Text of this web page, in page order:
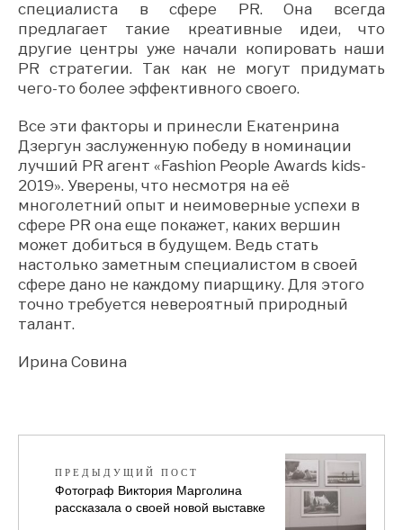
специалиста в сфере PR. Она всегда
предлагает такие креативные идеи, что
другие центры уже начали копировать наши
PR стратегии. Так как не могут придумать
чего-то более эффективного своего.
Все эти факторы и принесли Екатенрина
Дзергун заслуженную победу в номинации
лучший PR агент «Fashion People Awards kids-
2019». Уверены, что несмотря на её
многолетний опыт и неимоверные успехи в
сфере PR она еще покажет, каких вершин
может добиться в будущем. Ведь стать
настолько заметным специалистом в своей
сфере дано не каждому пиарщику. Для этого
точно требуется невероятный природный
талант.
Ирина Совина
ПРЕДЫДУЩИЙ ПОСТ
Фотограф Виктория Марголина
рассказала о своей новой выставке